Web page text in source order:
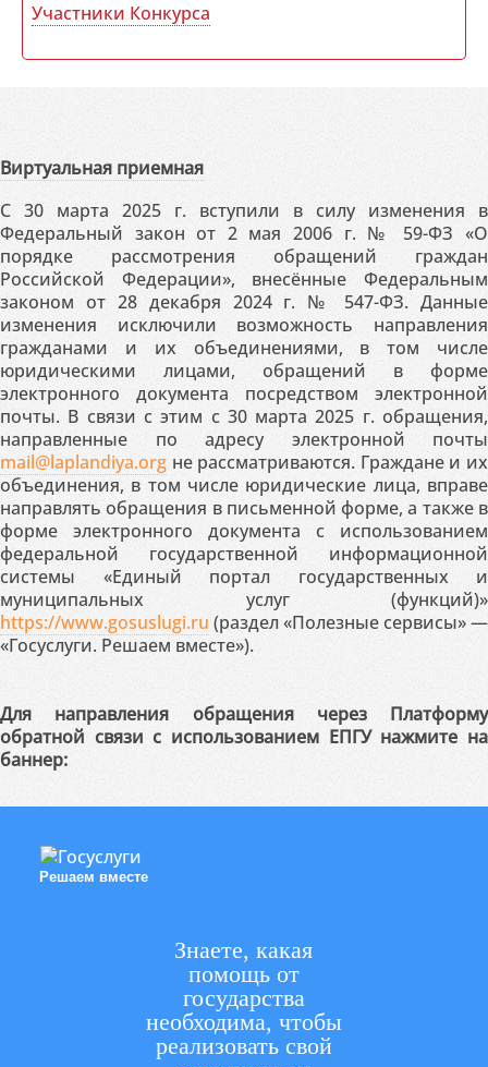
Участники Конкурса
Виртуальная приемная
С 30 марта 2025 г. вступили в силу изменения в
Федеральный закон от 2 мая 2006 г. № 59-ФЗ «О
порядке рассмотрения обращений граждан
Российской Федерации», внесённые Федеральным
законом от 28 декабря 2024 г. № 547-ФЗ. Данные
изменения исключили возможность направления
гражданами и их объединениями, в том числе
юридическими лицами, обращений в форме
электронного документа посредством электронной
почты. В связи с этим с 30 марта 2025 г. обращения,
направленные по адресу электронной почты
mail@laplandiya.org не рассматриваются. Граждане и их
объединения, в том числе юридические лица, вправе
направлять обращения в письменной форме, а также в
форме электронного документа с использованием
федеральной государственной информационной
системы «Единый портал государственных и
муниципальных услуг (функций)»
https://www.gosuslugi.ru (раздел «Полезные сервисы» —
«Госуслуги. Решаем вместе»).
Для направления обращения через Платформу
обратной связи с использованием ЕПГУ нажмите на
баннер:
Решаем вместе
Знаете, какая
помощь от
государства
необходима, чтобы
реализовать свой